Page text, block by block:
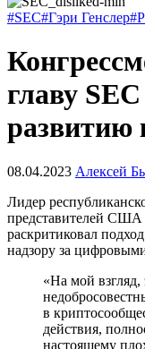
#SEC#Гэри Генслер
главу
развитию
08.04.2023 Алексей
Лидер
представителей
раскритиковал
надзору за
«На мой
в
действия,
настоящему